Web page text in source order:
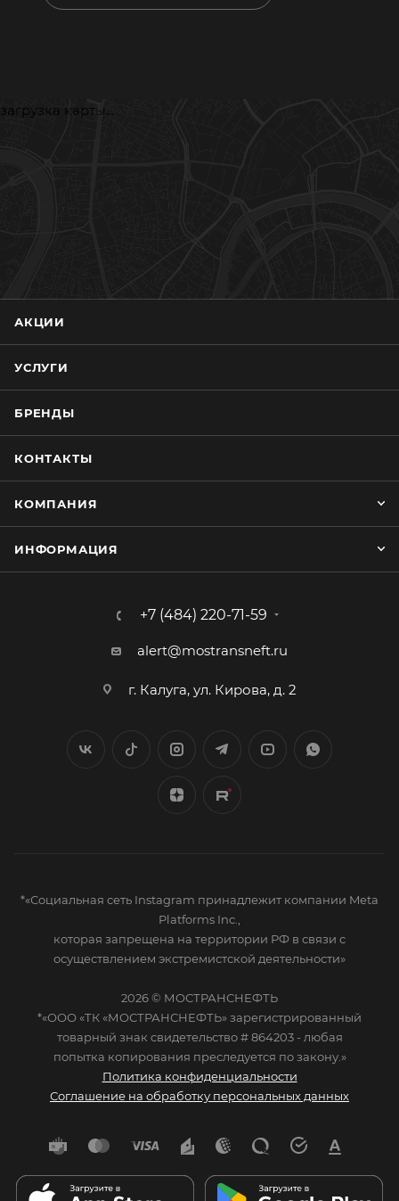
загрузка карты...
АКЦИИ
УСЛУГИ
БРЕНДЫ
КОНТАКТЫ
КОМПАНИЯ
ИНФОРМАЦИЯ
+7 (484) 220-71-59
alert@mostransneft.ru
г. Калуга, ул. Кирова, д. 2
*«Социальная сеть Instagram принадлежит компании Meta
Platforms Inc.,
которая запрещена на территории РФ в связи с
осуществлением экстремистской деятельности»
2026 © МОСТРАНСНЕФТЬ
*«ООО «ТК «МОСТРАНСНЕФТЬ» зарегистрированный
товарный знак свидетельство # 864203 - любая
попытка копирования преследуется по закону.»
Политика конфиденциальности
Соглашение на обработку персональных данных